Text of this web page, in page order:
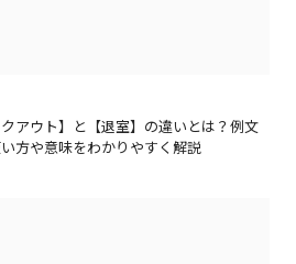
クアウト】と【退室】の違いとは？例文
方や意味をわかりやすく解説